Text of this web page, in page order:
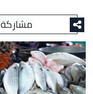
مشاركة